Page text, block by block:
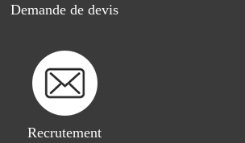
Demande de devis
Recrutement